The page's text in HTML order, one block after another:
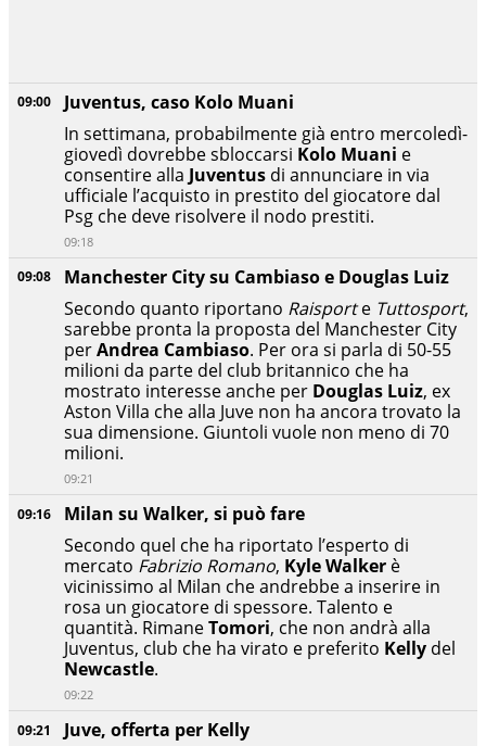
09:21
Juve, offerta per Kelly
09:16
Milan su Walker, si può fare
Secondo quel che ha riportato l’esperto di
mercato Fabrizio Romano, Kyle Walker è
vicinissimo al Milan che andrebbe a inserire in
rosa un giocatore di spessore. Talento e
quantità. RimaneTomori, che non andrà alla
Juventus, club che ha virato e preferito Kelly del
Newcastle.
09:22
09:08
Manchester City su Cambiaso e Douglas Luiz
Secondo quanto riportano Raisporte Tuttosport,
sarebbe pronta la proposta del Manchester City
perAndrea Cambiaso. Per ora si parla di 50-55
milioni da parte del club britannico che ha
mostrato interesse anche per Douglas Luiz, ex
Aston Villa che alla Juve non ha ancora trovato la
sua dimensione. Giuntoli vuole non meno di 70
milioni.
09:21
09:00
Juventus, caso Kolo Muani
In settimana, probabilmente già entro mercoledì-
giovedì dovrebbe sbloccarsi Kolo Muani e
consentire alla Juventus di annunciare in via
ufficiale l’acquisto in prestito del giocatore dal
Psg che deve risolvere il nodo prestiti.
09:18